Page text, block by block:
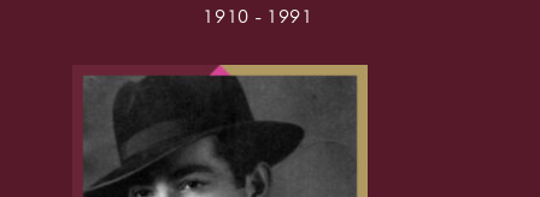
1910 - 1991